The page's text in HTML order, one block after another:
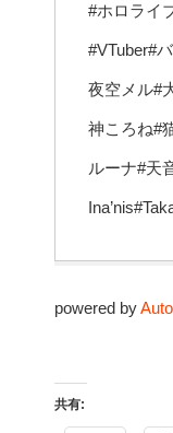
#ホロライ
#VTuber#
夜空メル#
神ころね#
ルーナ#天
powered by
共有: